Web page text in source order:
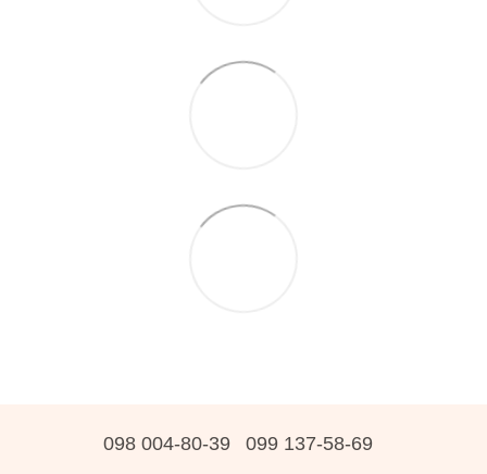
098 004-80-39 099 137-58-69